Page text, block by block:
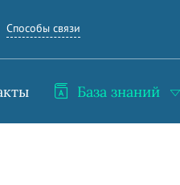
Способы связи
База знаний